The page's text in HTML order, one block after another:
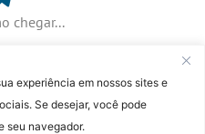
experiência em nossos sites e
Se desejar, você pode
seu navegador.
chegar...
7000​